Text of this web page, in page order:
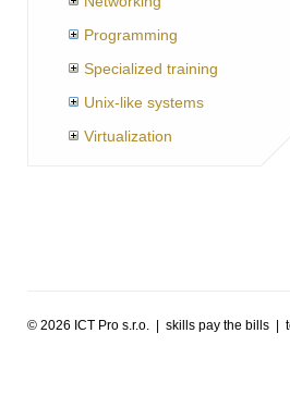
Programming
Specialized training
Unix-like systems
Virtualization
© 2026 ICT Pro s.r.o. | skills pay the bills |